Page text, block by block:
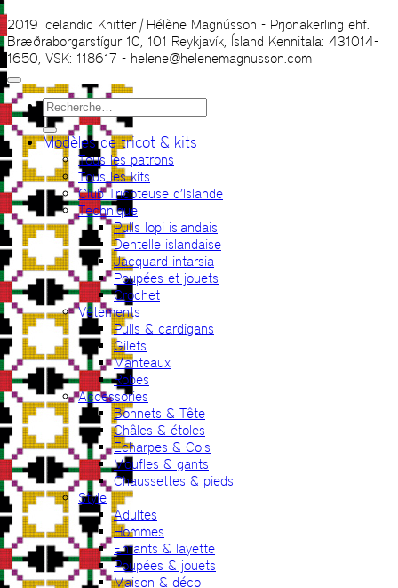
2019 Icelandic Knitter | Hélène Magnússon - Prjonakerling ehf.
Bræðraborgarstígur 10, 101 Reykjavík, Ísland Kennitala: 431014-
1650, VSK: 118617 - helene@helenemagnusson.com
Recherche
pour :
Modèles de tricot & kits
Tous les patrons
Tous les kits
Club Tricoteuse d’Islande
Technique
Pulls lopi islandais
Dentelle islandaise
Jacquard intarsia
Poupées et jouets
Crochet
Vêtements
Pulls & cardigans
Gilets
Manteaux
Robes
Accessories
Bonnets & Tête
Châles & étoles
Echarpes & Cols
Moufles & gants
Chaussettes & pieds
Style
Adultes
Hommes
Enfants & layette
Poupées & jouets
Maison & déco